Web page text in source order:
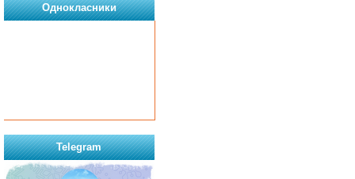
Однокласники
Telegram